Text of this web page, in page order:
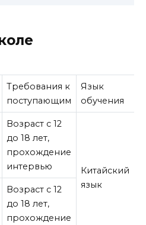
Требования к
поступающим
Язык
обучения
Возраст с 12
до 18 лет,
прохождение
интервью
Китайский
язык
Возраст с 12
до 18 лет,
прохождение